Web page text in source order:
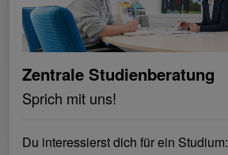
Zentrale Studienberatung
Sprich mit uns!
Du interessierst dich für ein Studium: